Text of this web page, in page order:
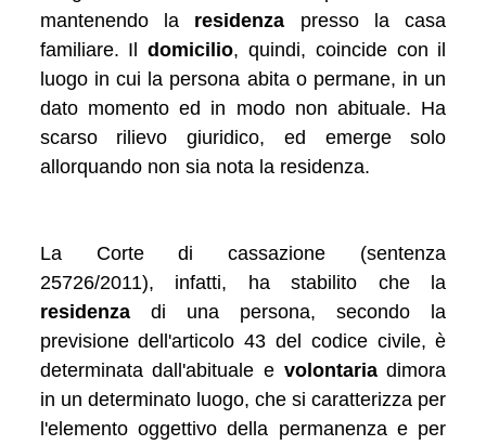
mantenendo la residenza presso la casa
familiare. Ildomicilio, quindi, coincide con il
luogo in cui la persona abita o permane, in un
dato momento ed in modo non abituale. Ha
scarso rilievo giuridico, ed emerge solo
allorquando non sia nota la residenza.
La Corte di cassazione (sentenza
25726/2011), infatti, ha stabilito che la
residenzadi una persona, secondo la
previsione dell'articolo 43 del codice civile, è
determinata dall'abituale e volontariadimora
in un determinato luogo, che si caratterizza per
l'elemento oggettivo della permanenza e per